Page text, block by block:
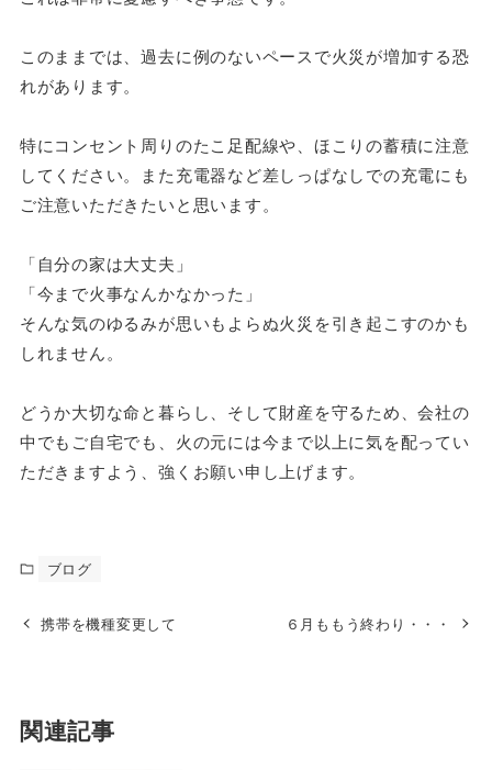
このままでは、過去に例のないペースで火災が増加する恐
れがあります。
特にコンセント周りのたこ足配線や、ほこりの蓄積に注意
してください。また充電器など差しっぱなしでの充電にも
ご注意いただきたいと思います。
「自分の家は大丈夫」
「今まで火事なんかなかった」
そんな気のゆるみが思いもよらぬ火災を引き起こすのかも
しれません。
どうか大切な命と暮らし、そして財産を守るため、会社の
中でもご自宅でも、火の元には今まで以上に気を配ってい
ただきますよう、強くお願い申し上げます。
ブログ
携帯を機種変更して ６月ももう終わり・・・
関連記事